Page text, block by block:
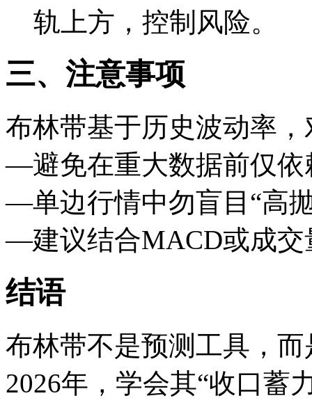
轨上方，控制风险。
三、注意事项
布林带基于历史波动率
—避免在重大数据前仅依
—单边行情中勿盲目“高
—建议结合MACD或成交
结语
布林带不是预测工具，
2026年，学会其“收口蓄